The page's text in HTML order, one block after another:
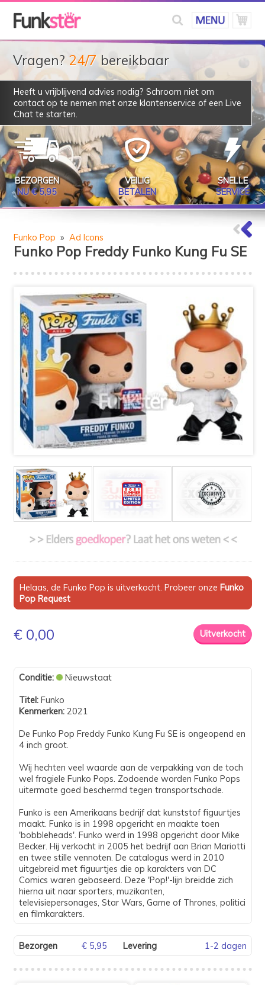
Vragen? 24/7 bereikbaar
Heeft u vrijblijvend advies nodig? Schroom niet om
contact op te nemen met onze klantenservice of een Live
Chat te starten.
BEZORGEN
NU € 5,95
VEILIG
BETALEN
SNELLE
SERVICE
Funko Pop » Ad Icons
Funko Pop Freddy Funko Kung Fu SE
Helaas, de Funko Pop is uitverkocht. Probeer onze Funko
Pop Request
€ 0,00
Conditie:
Nieuwstaat
Titel:Funko
Kenmerken:2021
De Funko Pop Freddy Funko Kung Fu SE is ongeopend en
4 inch groot.
Wij hechten veel waarde aan de verpakking van de toch
wel fragiele Funko Pops. Zodoende worden Funko Pops
uitermate goed beschermd tegen transportschade.
Funko is een Amerikaans bedrijf dat kunststof figuurtjes
maakt. Funko is in 1998 opgericht en maakte toen
'bobbleheads'. Funko werd in 1998 opgericht door Mike
Becker. Hij verkocht in 2005 het bedrijf aan Brian Mariotti
en twee stille vennoten. De catalogus werd in 2010
uitgebreid met figuurtjes die op karakters van DC
Comics waren gebaseerd. Deze 'Pop!'-lijn breidde zich
hierna uit naar sporters, muzikanten,
televisiepersonages, Star Wars, Game of Thrones, politici
en filmkarakters.
Bezorgen € 5,95 Levering 1-2 dagen